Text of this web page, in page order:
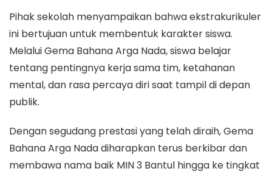
​Pihak sekolah menyampaikan bahwa ekstrakurikuler
ini bertujuan untuk membentuk karakter siswa.
Melalui Gema Bahana Arga Nada, siswa belajar
tentang pentingnya kerja sama tim, ketahanan
mental, dan rasa percaya diri saat tampil di depan
publik.
​Dengan segudang prestasi yang telah diraih, Gema
Bahana Arga Nada diharapkan terus berkibar dan
membawa nama baik MIN 3 Bantul hingga ke tingkat